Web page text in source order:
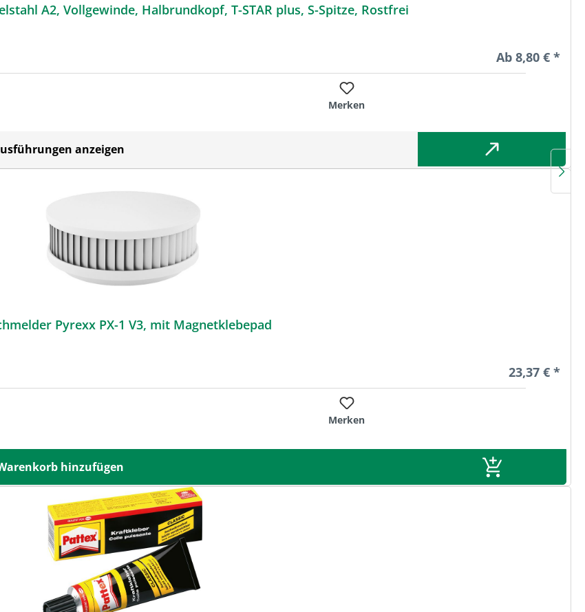
A2, Vollgewinde, Halbrundkopf, T-STAR plus, S-Spitze, Rostfrei
Regulärer
Ab 8,80 € *
Merken
anzeigen
Pyrexx PX-1 V3, mit Magnetklebepad
Regulärer
23,37 € *
Merken
hinzufügen